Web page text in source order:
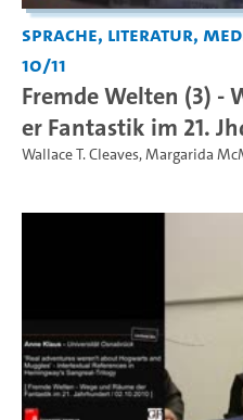
Sprache, Literatur,
10/11
Fremde Welten (3) -
er Fantastik im 21.
Wallace T. Cleaves,Margarida